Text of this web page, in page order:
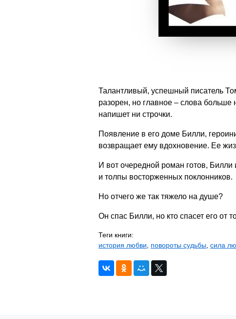
Талантливый, успешный писатель
разорен, но главное – слова больше
напишет ни строчки.
Появление в его доме Билли,
возвращает ему вдохновение. Ее
И вот очередной роман готов, Билли
и толпы восторженных поклонников.
Но отчего же так тяжело на душе?
Он спас Билли, но кто спасет его от
Теги книги:
история любви
повороты судьбы сила